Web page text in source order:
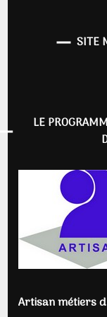
SITE
LE
Artisan métiers